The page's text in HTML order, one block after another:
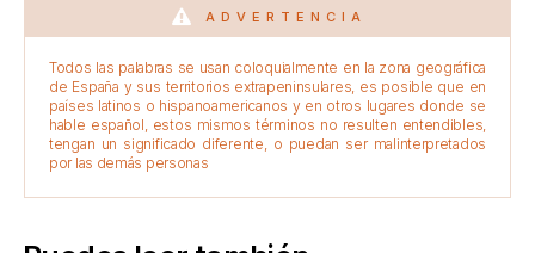
ADVERTENCIA
Todos las palabras se usan coloquialmente en la zona geográfica
de España y sus territorios extrapeninsulares, es posible que en
países latinos o hispanoamericanos y en otros lugares donde se
hable español, estos mismos términos no resulten entendibles,
tengan un significado diferente, o puedan ser malinterpretados
por las demás personas